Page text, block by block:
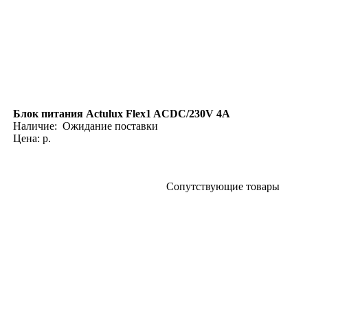
Блок питания Actulux Flex1 ACDC/230V 4A
Наличие: Ожидание поставки
Цена: р.
Сопутствующие товары